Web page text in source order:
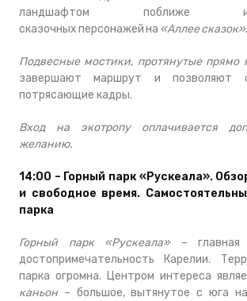
ландшафтом
сказочных персонажей на «Аллее сказок».
Подвесные мостики, протянутые прямо
завершают маршрут и позволяют
потрясающие кадры.
Вход на экотропу оплачивается
желанию.
14:00 – Горный парк «Рускеала».
и свободное время.
парка
Горный парк «Рускеала» – главная
достопримечательность Карелии.
парка огромна. Центром интереса
каньон – большое, вытянутое с юга